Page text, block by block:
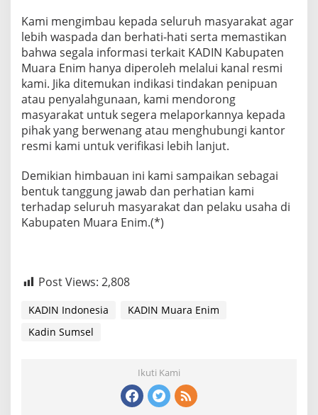
Kami mengimbau kepada seluruh masyarakat agar
lebih waspada dan berhati-hati serta memastikan
bahwa segala informasi terkait KADIN Kabupaten
Muara Enim hanya diperoleh melalui kanal resmi
kami. Jika ditemukan indikasi tindakan penipuan
atau penyalahgunaan, kami mendorong
masyarakat untuk segera melaporkannya kepada
pihak yang berwenang atau menghubungi kantor
resmi kami untuk verifikasi lebih lanjut.
Demikian himbauan ini kami sampaikan sebagai
bentuk tanggung jawab dan perhatian kami
terhadap seluruh masyarakat dan pelaku usaha di
Kabupaten Muara Enim.(*)
Post Views: 2,808
KADIN Indonesia
KADIN Muara Enim
Kadin Sumsel
Ikuti Kami